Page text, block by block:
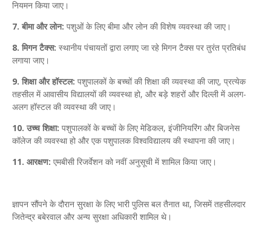
नियमन किया जाए।
7. बीमा और लोन: पशुओं के लिए बीमा और लोन की विशेष व्यवस्था की जाए।
8. मिगन टैक्स: स्थानीय पंचायतों द्वारा लगाए जा रहे मिगन टैक्स पर तुरंत प्रतिबंध
लगाया जाए।
9. शिक्षा और हॉस्टल: पशुपालकों के बच्चों की शिक्षा की व्यवस्था की जाए, प्रत्येक
तहसील में आवासीय विद्यालयों की व्यवस्था हो, और बड़े शहरों और दिल्ली में अलग-
अलग हॉस्टल की व्यवस्था की जाए।
10. उच्च शिक्षा: पशुपालकों के बच्चों के लिए मेडिकल, इंजीनियरिंग और बिजनेस
कॉलेज की व्यवस्था हो और एक पशुपालक विश्वविद्यालय की स्थापना की जाए।
11. आरक्षण: एमबीसी रिजर्वेशन को नवीं अनुसूची में शामिल किया जाए।
ज्ञापन सौंपने के दौरान सुरक्षा के लिए भारी पुलिस बल तैनात था, जिसमें तहसीलदार
जितेन्द्र बबेरवाल और अन्य सुरक्षा अधिकारी शामिल थे।